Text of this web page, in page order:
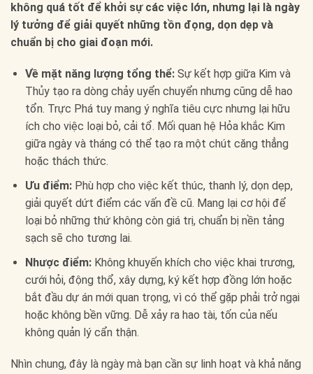
không quá tốt để khởi sự các việc lớn, nhưng lại là ngày
lý tưởng để giải quyết những tồn đọng, dọn dẹp và
chuẩn bị cho giai đoạn mới.
Về mặt năng lượng tổng thể:Sự kết hợp giữa Kim và
Thủy tạo ra dòng chảy uyển chuyển nhưng cũng dễ hao
tổn. Trực Phá tuy mang ý nghĩa tiêu cực nhưng lại hữu
ích cho việc loại bỏ, cải tổ. Mối quan hệ Hỏa khắc Kim
giữa ngày và tháng có thể tạo ra một chút căng thẳng
hoặc thách thức.
Ưu điểm:Phù hợp cho việc kết thúc, thanh lý, dọn dẹp,
giải quyết dứt điểm các vấn đề cũ. Mang lại cơ hội để
loại bỏ những thứ không còn giá trị, chuẩn bị nền tảng
sạch sẽ cho tương lai.
Nhược điểm:Không khuyến khích cho việc khai trương,
cưới hỏi, động thổ, xây dựng, ký kết hợp đồng lớn hoặc
bắt đầu dự án mới quan trọng, vì có thể gặp phải trở ngại
hoặc không bền vững. Dễ xảy ra hao tài, tốn của nếu
không quản lý cẩn thận.
Nhìn chung, đây là ngày mà bạn cần sự linh hoạt và khả năng